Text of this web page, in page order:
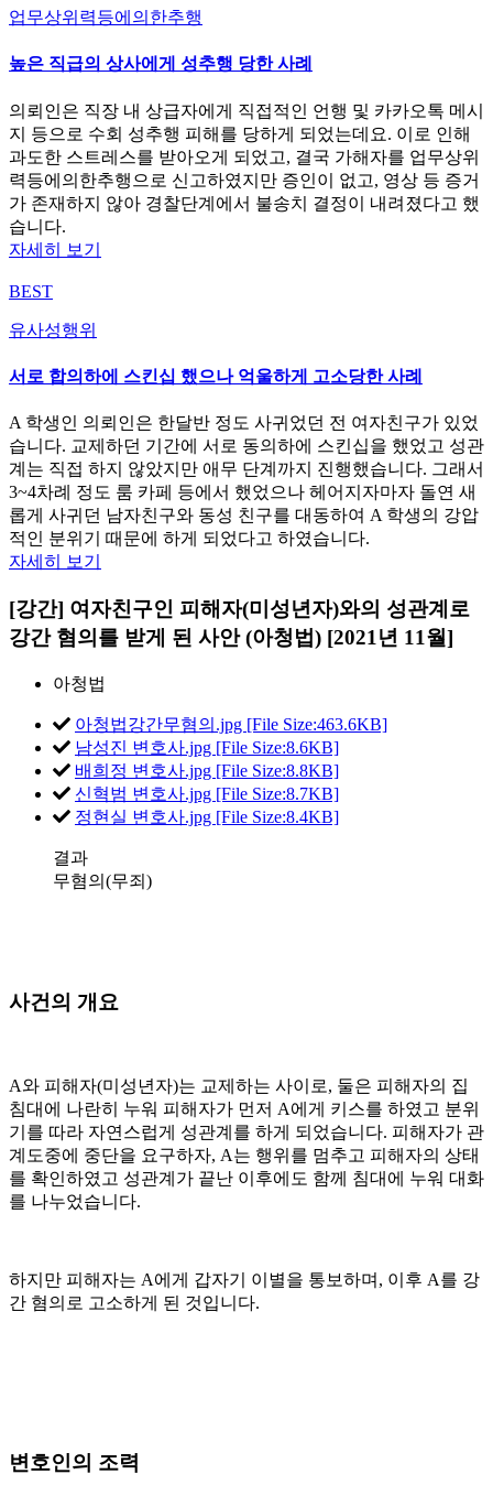
업무상위력등에의한추행
높은 직급의 상사에게 성추행 당한 사례
의뢰인은 직장 내 상급자에게 직접적인 언행 및 카카오톡 메시
지 등으로 수회 성추행 피해를 당하게 되었는데요. 이로 인해
과도한 스트레스를 받아오게 되었고, 결국 가해자를 업무상위
력등에의한추행으로 신고하였지만 증인이 없고, 영상 등 증거
가 존재하지 않아 경찰단계에서 불송치 결정이 내려졌다고 했
습니다.
자세히 보기
BEST
유사성행위
서로 합의하에 스킨십 했으나 억울하게 고소당한 사례
A 학생인 의뢰인은 한달반 정도 사귀었던 전 여자친구가 있었
습니다. 교제하던 기간에 서로 동의하에 스킨십을 했었고 성관
계는 직접 하지 않았지만 애무 단계까지 진행했습니다. 그래서
3~4차례 정도 룸 카페 등에서 했었으나 헤어지자마자 돌연 새
롭게 사귀던 남자친구와 동성 친구를 대동하여 A 학생의 강압
적인 분위기 때문에 하게 되었다고 하였습니다.
자세히 보기
[강간] 여자친구인 피해자(미성년자)와의 성관계로
강간 혐의를 받게 된 사안 (아청법) [2021년 11월]
아청법
아청법강간무혐의.jpg [File Size:463.6KB]
남성진 변호사.jpg [File Size:8.6KB]
배희정 변호사.jpg [File Size:8.8KB]
신혁범 변호사.jpg [File Size:8.7KB]
정현실 변호사.jpg [File Size:8.4KB]
결과
무혐의(무죄)
사건의 개요
A와 피해자(미성년자)는 교제하는 사이로, 둘은 피해자의 집
침대에 나란히 누워 피해자가 먼저 A에게 키스를 하였고 분위
기를 따라 자연스럽게 성관계를 하게 되었습니다. 피해자가 관
계도중에 중단을 요구하자, A는 행위를 멈추고 피해자의 상태
를 확인하였고 성관계가 끝난 이후에도 함께 침대에 누워 대화
를 나누었습니다.
하지만 피해자는 A에게 갑자기 이별을 통보하며, 이후 A를 강
간 혐의로 고소하게 된 것입니다.
변호인의 조력